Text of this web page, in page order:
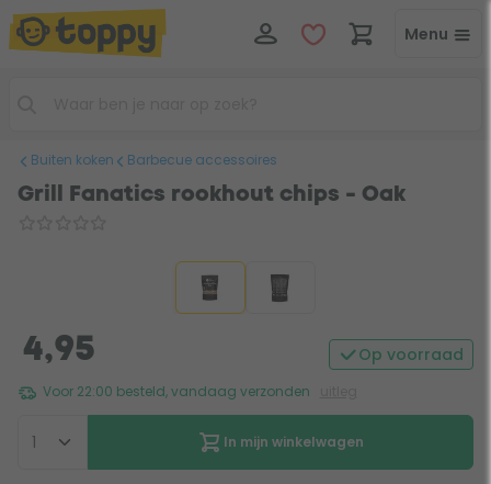
Menu
Buiten koken Barbecue accessoires
Grill Fanatics rookhout chips - Oak
4,95 Op voorraad
Voor 22:00 besteld, vandaag verzonden
In mijn winkelwagen